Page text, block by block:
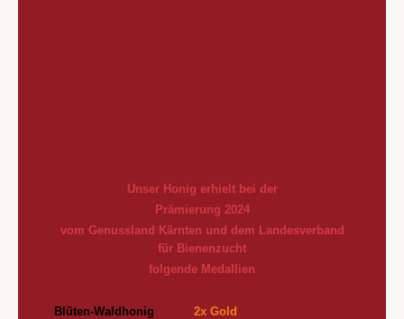
Unser Honig erhielt bei der
Prämierung 2024
vom Genussland Kärnten und dem Landesverband
für Bienenzucht
folgende Medallien
Blüten-Waldhonig
2x Gold